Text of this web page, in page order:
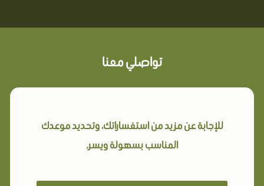
تواصلي معنا
للإجابة عن مزيد من استفساراتك، وتحديد موعدك
المناسب بسهولة ويسر.